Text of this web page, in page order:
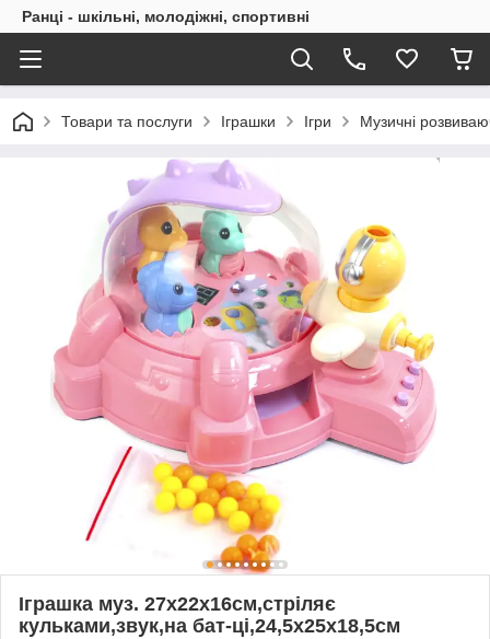
Ранці - шкільні, молодіжні, спортивні
Товари та послуги Іграшки Ігри Музичні
Іграшка муз. 27х22х16см,стріляє
кульками,звук,на бат-ці,24,5х25х18,5см